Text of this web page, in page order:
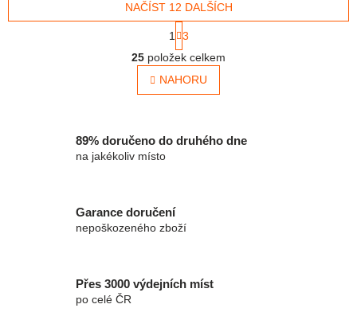
bez zápachu, transparentní
Ovládací prvky výpisu
NAČÍST 12 DALŠÍCH
1
3
25 položek celkem
NAHORU
89% doručeno do druhého dne
na jakékoliv místo
Garance doručení
nepoškozeného zboží
Přes 3000 výdejních míst
po celé ČR